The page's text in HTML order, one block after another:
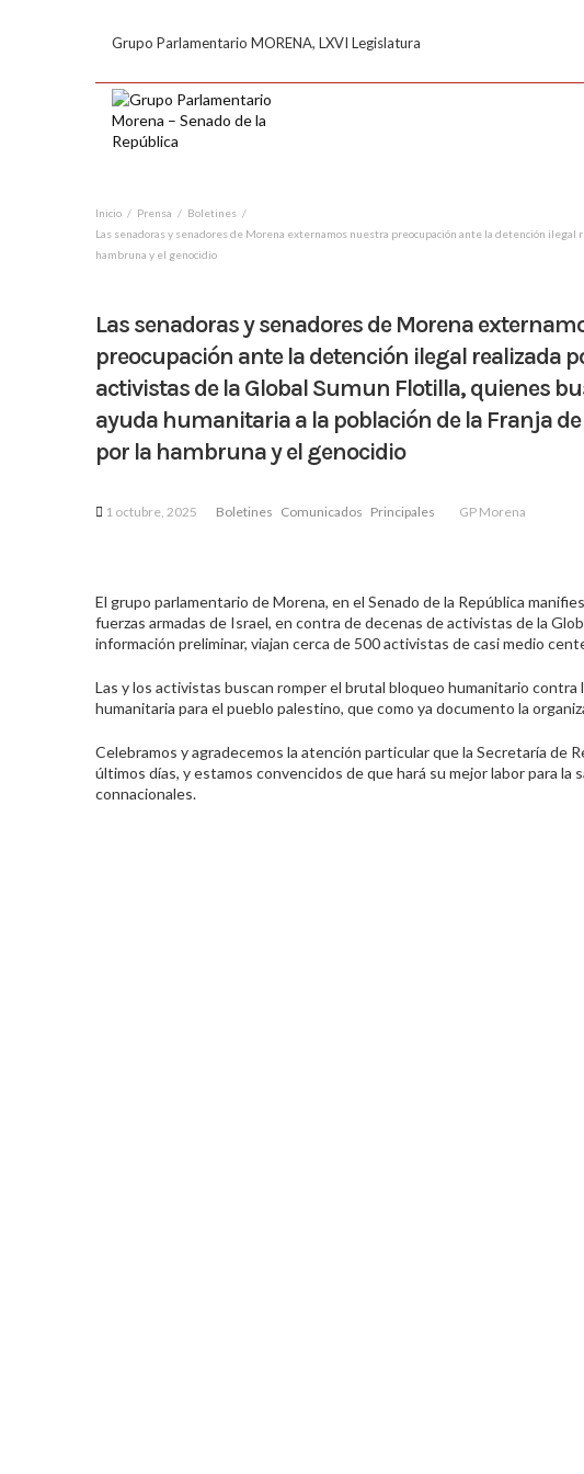
Grupo Parlamentario MORENA, LXVI Legislatura
Inicio Prensa
Boletines
Las senadoras y senadores de Morena externamos nuestra preocupación ante la detención
hambruna y el genocidio
Las senadoras y senadores de Morena
preocupación ante la detención ilegal realizada
activistas de la Global Sumun Flotilla, quienes
ayuda humanitaria a la población de la Franja de
por la hambruna y el genocidio
1 octubre, 2025 Boletines Comunicados Principales GP Morena
El grupo parlamentario de Morena, en el Senado de la República
fuerzas armadas de Israel, en contra de decenas de activistas de la
información preliminar, viajan cerca de 500 activistas de casi medio
Las y los activistas buscan romper el brutal bloqueo humanitario contra
humanitaria para el pueblo palestino, que como ya documento la
Celebramos y agradecemos la atención particular que la Secretaría
últimos días, y estamos convencidos de que hará su mejor labor para
connacionales.